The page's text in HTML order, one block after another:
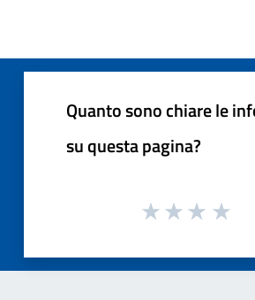
Quanto sono chiare le
su questa pagina?